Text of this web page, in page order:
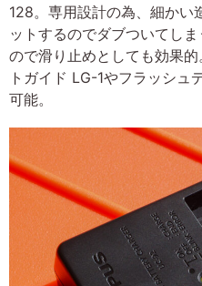
128。専用設計の為、細かい
ットするのでダブついてし
ので滑り止めとしても効果
トガイド LG-1やフラッシュ
可能。